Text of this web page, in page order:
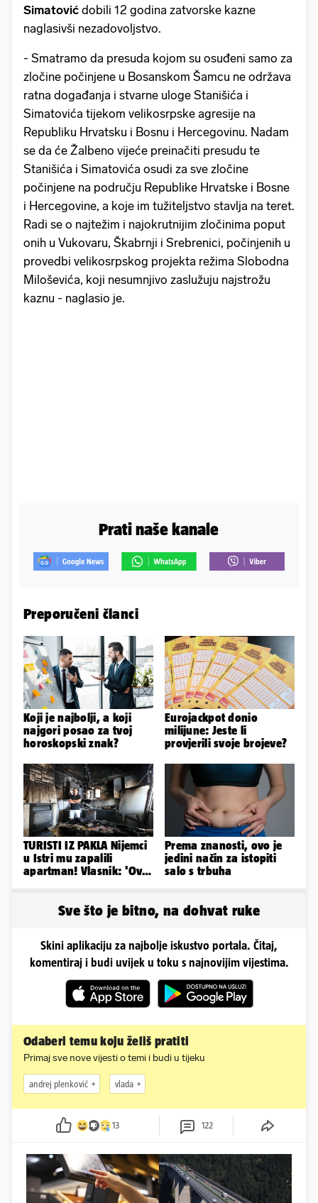
Simatović dobili 12 godina zatvorske kazne
naglasivši nezadovoljstvo.
- Smatramo da presuda kojom su osuđeni samo za
zločine počinjene u Bosanskom Šamcu ne održava
ratna događanja i stvarne uloge Stanišića i
Simatovića tijekom velikosrpske agresije na
Republiku Hrvatsku i Bosnu i Hercegovinu. Nadam
se da će Žalbeno vijeće preinačiti presudu te
Stanišića i Simatovića osudi za sve zločine
počinjene na području Republike Hrvatske i Bosne
i Hercegovine, a koje im tužiteljstvo stavlja na teret.
Radi se o najtežim i najokrutnijim zločinima poput
onih u Vukovaru, Škabrnji i Srebrenici, počinjenih u
provedbi velikosrpskog projekta režima Slobodna
Miloševića, koji nesumnjivo zaslužuju najstrožu
kaznu - naglasio je.
Prati naše kanale
Preporučeni članci
Koji je najbolji, a koji
najgori posao za tvoj
horoskopski znak?
Eurojackpot donio
milijune: Jeste li
provjerili svoje brojeve?
TURISTI IZ PAKLA Nijemci
u Istri mu zapalili
apartman! Vlasnik: 'Ovo
Prema znanosti, ovo je
jedini način za istopiti
salo s trbuha
Sve što je bitno, na dohvat ruke
Skini aplikaciju za najbolje iskustvo portala. Čitaj,
komentiraj i budi uvijek u toku s najnovijim vijestima.
Odaberi temu koju želiš pratiti
Primaj sve nove vijesti o temi i budi u tijeku
andrej plenković vlada
13 122